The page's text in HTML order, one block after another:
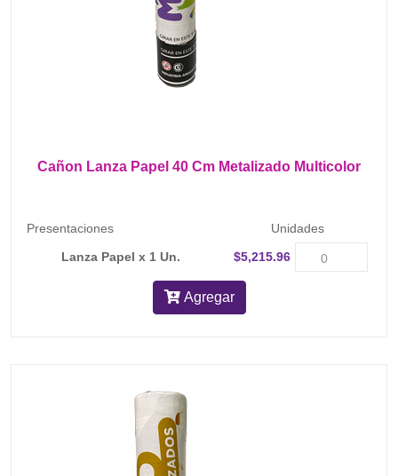
Cañon Lanza Papel 40 Cm Metalizado Multicolor
Presentaciones
Unidades
Lanza Papel x 1 Un.
$5,215.96
Agregar